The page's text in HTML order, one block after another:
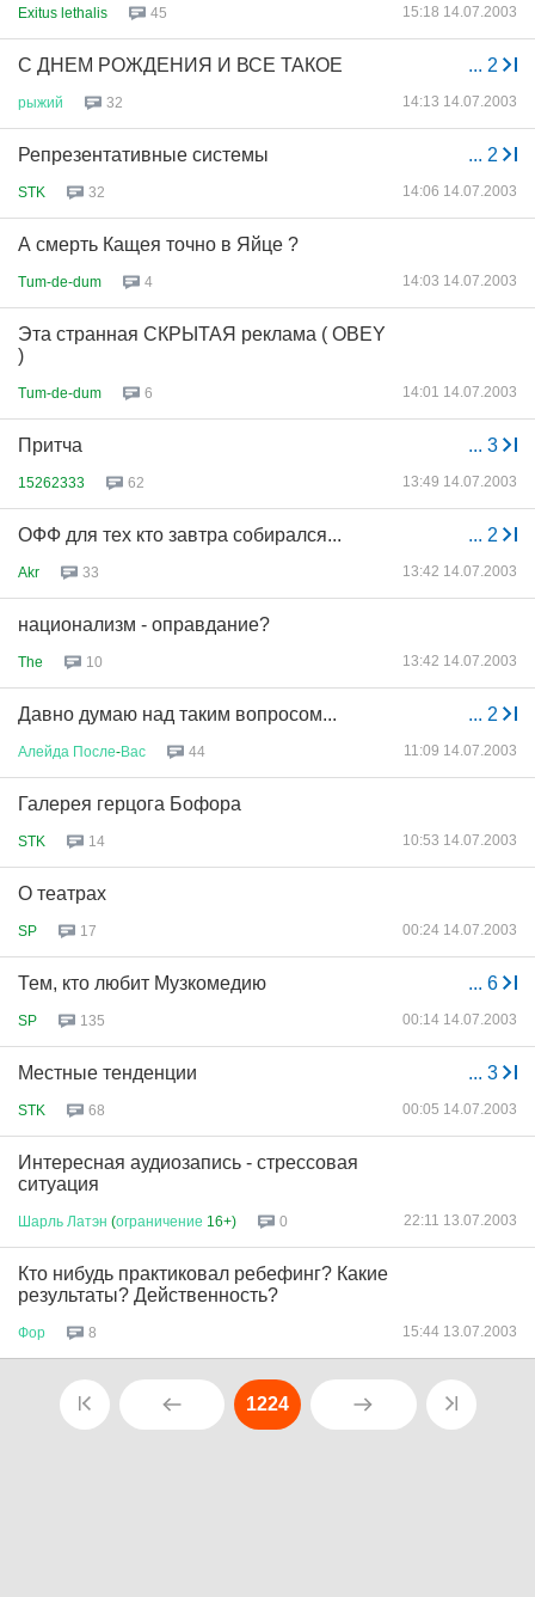
Exitus lethalis 45 15:18 14.07.2003
... 2
С ДНЕМ РОЖДЕНИЯ И ВСЕ ТАКОЕ
рыжий 32 14:13 14.07.2003
... 2
Репрезентативные системы
STK 32 14:06 14.07.2003
А смерть Кащея точно в Яйце ?
Tum-de-dum 4 14:03 14.07.2003
Эта странная СКРЫТАЯ реклама ( OBEY
)
Tum-de-dum 6 14:01 14.07.2003
... 3
Притча
15262333 62 13:49 14.07.2003
... 2
ОФФ для тех кто завтра собирался...
Akr 33 13:42 14.07.2003
национализм - оправдание?
The 10 13:42 14.07.2003
... 2
Давно думаю над таким вопросом...
Алейда После-Вас 44 11:09 14.07.2003
Галерея герцога Бофора
STK 14 10:53 14.07.2003
О театрах
SP 17 00:24 14.07.2003
... 6
Тем, кто любит Музкомедию
SP 135 00:14 14.07.2003
... 3
Местные тенденции
STK 68 00:05 14.07.2003
Интересная аудиозапись - стрессовая
ситуация
Шарль Латэн (ограничение 16+) 0 22:11 13.07.2003
Кто нибудь практиковал ребефинг? Какие
результаты? Действенность?
Фор 8 15:44 13.07.2003
1224